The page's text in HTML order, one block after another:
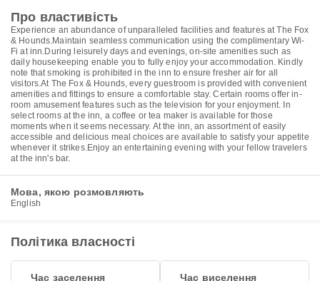
Про властивість
Experience an abundance of unparalleled facilities and features at The Fox
& Hounds.Maintain seamless communication using the complimentary Wi-
Fi at inn.During leisurely days and evenings, on-site amenities such as
daily housekeeping enable you to fully enjoy your accommodation. Kindly
note that smoking is prohibited in the inn to ensure fresher air for all
visitors.At The Fox & Hounds, every guestroom is provided with convenient
amenities and fittings to ensure a comfortable stay. Certain rooms offer in-
room amusement features such as the television for your enjoyment. In
select rooms at the inn, a coffee or tea maker is available for those
moments when it seems necessary. At the inn, an assortment of easily
accessible and delicious meal choices are available to satisfy your appetite
whenever it strikes.Enjoy an entertaining evening with your fellow travelers
at the inn's bar.
Мова, якою розмовляють
English
Політика власності
Час заселення Час виселення